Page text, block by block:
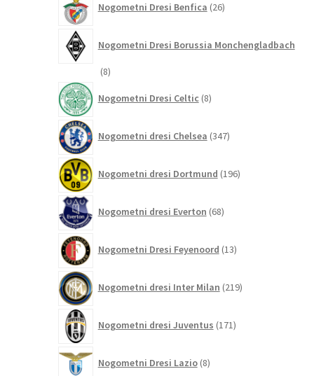
Nogometni Dresi Benfica 26izdelkov
Nogometni Dresi Borussia Monchengladbach
88
Nogometni Dresi Celtic 8izdelkov
Nogometni dresi Chelsea 347izdelkov
Nogometni dresi Dortmund 196izdelkov
Nogometni dresi Everton 68izdelkov
Nogometni Dresi Feyenoord 13izdelkov
Nogometni dresi Inter Milan 219izdelkov
Nogometni dresi Juventus 171izdelkov
Nogometni Dresi Lazio 8izdelkov